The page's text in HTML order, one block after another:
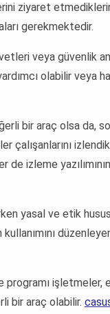
ziyaret
gerekmektedir.
veya güvenlik
olabilir
bir araç olsa da,
çalışanlarını
de izleme
yasal ve etik
kullanımını
programı
bir araç olabilir.